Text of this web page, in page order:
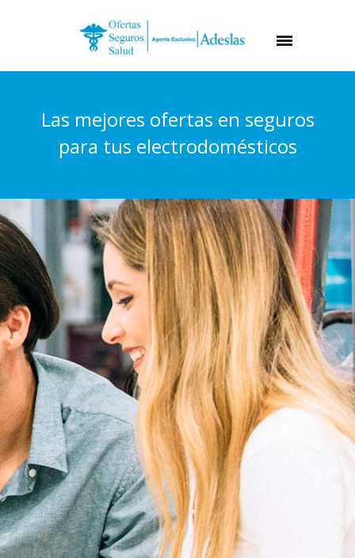
Las mejores ofertas en seguros
para tus electrodomésticos